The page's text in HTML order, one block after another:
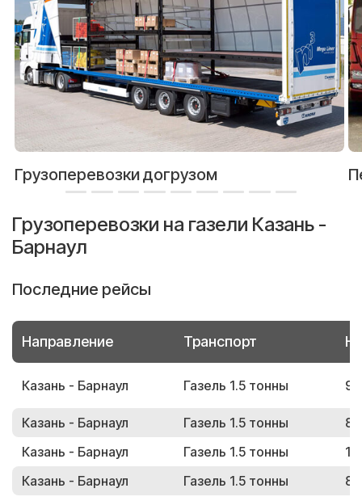
Грузоперевозки догрузом
Грузоперевозки на газели Казань -
Барнаул
Последние рейсы
Направление Транспорт
Казань - Барнаул Газель 1.5 тонны
Казань - Барнаул Газель 1.5 тонны
Казань - Барнаул
Газель 1.5 тонны
Казань - Барнаул
Газель 1.5 тонны